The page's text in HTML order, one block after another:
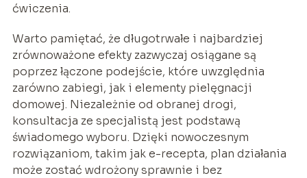
ćwiczenia.
Warto pamiętać, że długotrwałe i najbardziej
zrównoważone efekty zazwyczaj osiągane są
poprzez łączone podejście, które uwzględnia
zarówno zabiegi, jak i elementy pielęgnacji
domowej. Niezależnie od obranej drogi,
konsultacja ze specjalistą jest podstawą
świadomego wyboru. Dzięki nowoczesnym
rozwiązaniom, takim jak e-recepta, plan działania
może zostać wdrożony sprawnie i bez